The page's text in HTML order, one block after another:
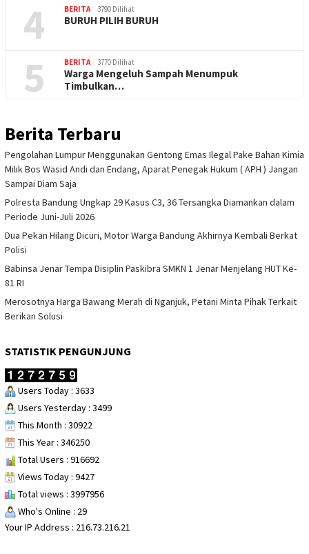
4 BERITA 3790 Dilihat
BURUH PILIH BURUH
5 BERITA 3770 Dilihat
Warga Mengeluh Sampah Menumpuk
Timbulkan…
Berita Terbaru
Pengolahan Lumpur Menggunakan Gentong Emas Ilegal Pake Bahan Kimia
Milik Bos Wasid Andi dan Endang, Aparat Penegak Hukum ( APH ) Jangan
Sampai Diam Saja
Polresta Bandung Ungkap 29 Kasus C3, 36 Tersangka Diamankan dalam
Periode Juni-Juli 2026
Dua Pekan Hilang Dicuri, Motor Warga Bandung Akhirnya Kembali Berkat
Polisi
Babinsa Jenar Tempa Disiplin Paskibra SMKN 1 Jenar Menjelang HUT Ke-
81 RI
Merosotnya Harga Bawang Merah di Nganjuk, Petani Minta Pihak Terkait
Berikan Solusi
STATISTIK PENGUNJUNG
Users Today : 3633
Users Yesterday : 3499
This Month : 30922
This Year : 346250
Total Users : 916692
Views Today : 9427
Total views : 3997956
Who's Online : 29
Your IP Address : 216.73.216.21